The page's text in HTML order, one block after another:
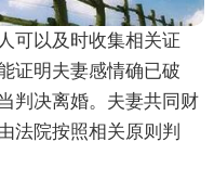
可以及时收集相关证
证明夫妻感情确已破
判决离婚。夫妻共同财
法院按照相关原则判